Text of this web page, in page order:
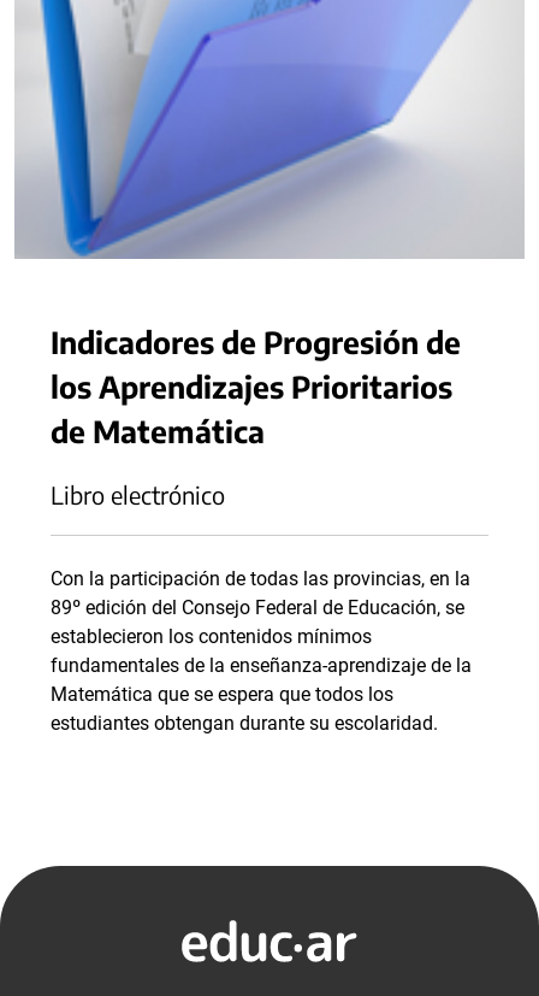
Indicadores de Progresión de
los Aprendizajes Prioritarios
de Matemática
Libro electrónico
Con la participación de todas las provincias, en la
89º edición del Consejo Federal de Educación, se
establecieron los contenidos mínimos
fundamentales de la enseñanza-aprendizaje de la
Matemática que se espera que todos los
estudiantes obtengan durante su escolaridad.